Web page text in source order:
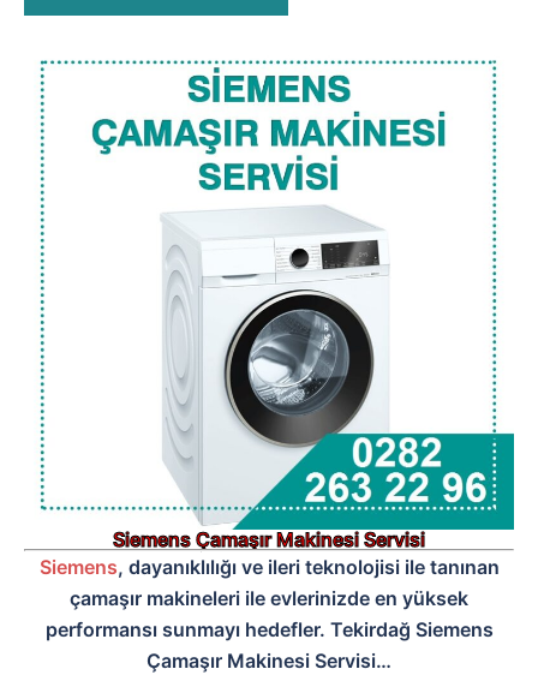
Siemens Çamaşır Makinesi Servisi
Siemens, dayanıklılığı ve ileri teknolojisi ile tanınan
çamaşır makineleri ile evlerinizde en yüksek
performansı sunmayı hedefler. Tekirdağ Siemens
Çamaşır Makinesi Servisi…